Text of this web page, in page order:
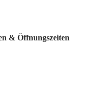
& Öffnungszeiten